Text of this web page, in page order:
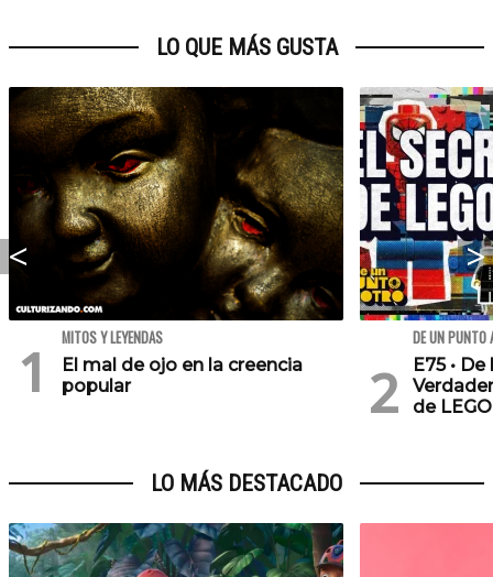
LO QUE MÁS GUSTA
MITOS Y LEYENDAS
El mal de ojo en la creencia
popular
DE UN PUNTO
E75 •
de
LO MÁS DESTACADO